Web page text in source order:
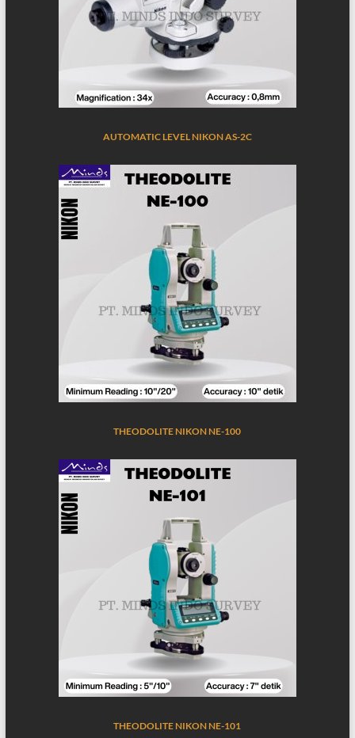
AUTOMATIC LEVEL NIKON AS-2C
THEODOLITE NIKON NE-100
THEODOLITE NIKON NE-101